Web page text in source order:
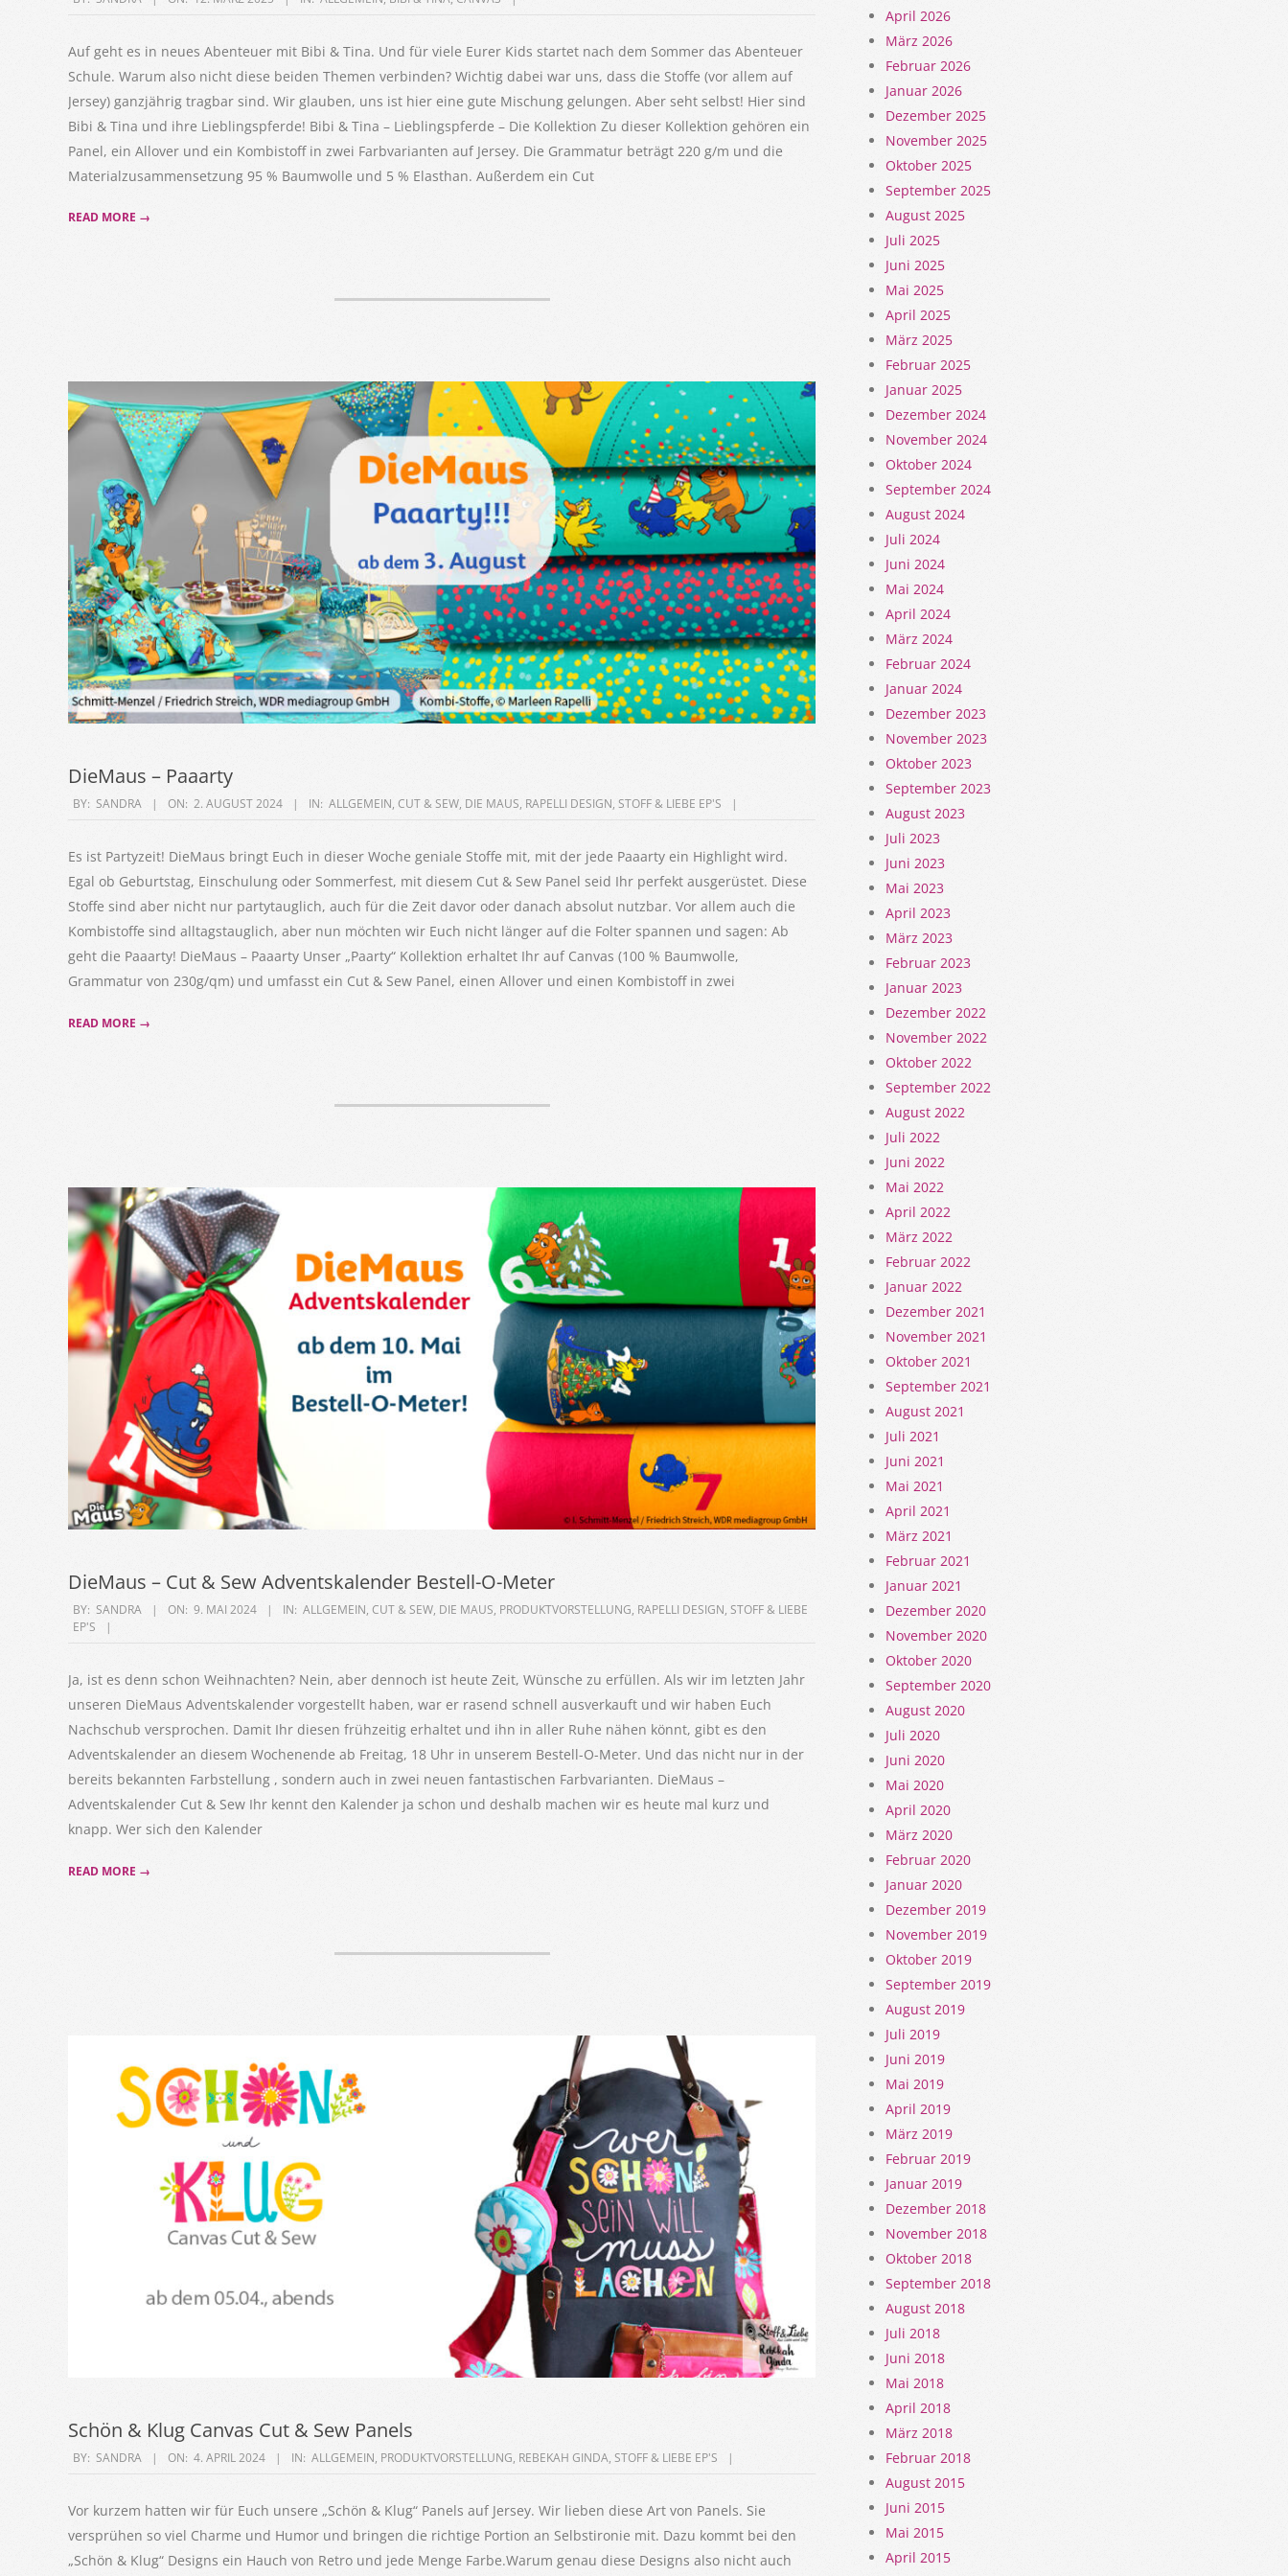
12
Auf geht es in neues Abenteuer mit Bibi & Tina. Und für viele Eurer Kids startet nach dem Sommer das Abenteuer
Schule. Warum also nicht diese beiden Themen verbinden? Wichtig dabei war uns, dass die Stoffe (vor allem auf
Jersey) ganzjährig tragbar sind. Wir glauben, uns ist hier eine gute Mischung gelungen. Aber seht selbst! Hier sind
Bibi & Tina und ihre Lieblingspferde! Bibi & Tina – Lieblingspferde – Die Kollektion Zu dieser Kollektion gehören ein
Panel, ein Allover und ein Kombistoff in zwei Farbvarianten auf Jersey. Die Grammatur beträgt 220 g/m und die
Materialzusammensetzung 95 % Baumwolle und 5 % Elasthan. Außerdem ein Cut
READ MORE →
DieMaus – Paaarty
2024-
02
BY: SANDRA ON: 2. AUGUST 2024 IN: ALLGEMEIN, CUT & SEW, DIE MAUS, RAPELLI DESIGN, STOFF & LIEBE EP'S
Es ist Partyzeit! DieMaus bringt Euch in dieser Woche geniale Stoffe mit, mit der jede Paaarty ein Highlight wird.
Egal ob Geburtstag, Einschulung oder Sommerfest, mit diesem Cut & Sew Panel seid Ihr perfekt ausgerüstet. Diese
Stoffe sind aber nicht nur partytauglich, auch für die Zeit davor oder danach absolut nutzbar. Vor allem auch die
Kombistoffe sind alltagstauglich, aber nun möchten wir Euch nicht länger auf die Folter spannen und sagen: Ab
geht die Paaarty! DieMaus – Paaarty Unser „Paarty“ Kollektion erhaltet Ihr auf Canvas (100 % Baumwolle,
Grammatur von 230g/qm) und umfasst ein Cut & Sew Panel, einen Allover und einen Kombistoff in zwei
READ MORE →
DieMaus – Cut & Sew Adventskalender Bestell-O-Meter
2024-
05-
BY: SANDRA ON: 9. MAI 2024 IN: ALLGEMEIN, CUT & SEW, DIE MAUS, PRODUKTVORSTELLUNG, RAPELLI DESIGN, STOFF & LIEBE
EP'S
Ja, ist es denn schon Weihnachten? Nein, aber dennoch ist heute Zeit, Wünsche zu erfüllen. Als wir im letzten Jahr
unseren DieMaus Adventskalender vorgestellt haben, war er rasend schnell ausverkauft und wir haben Euch
Nachschub versprochen. Damit Ihr diesen frühzeitig erhaltet und ihn in aller Ruhe nähen könnt, gibt es den
Adventskalender an diesem Wochenende ab Freitag, 18 Uhr in unserem Bestell-O-Meter. Und das nicht nur in der
bereits bekannten Farbstellung , sondern auch in zwei neuen fantastischen Farbvarianten. DieMaus –
Adventskalender Cut & Sew Ihr kennt den Kalender ja schon und deshalb machen wir es heute mal kurz und
knapp. Wer sich den Kalender
READ MORE →
Schön & Klug Canvas Cut & Sew Panels
2024-
04
BY: SANDRA ON: 4. APRIL 2024 IN: ALLGEMEIN, PRODUKTVORSTELLUNG, REBEKAH GINDA, STOFF & LIEBE EP'S
Vor kurzem hatten wir für Euch unsere „Schön & Klug“ Panels auf Jersey. Wir lieben diese Art von Panels. Sie
versprühen so viel Charme und Humor und bringen die richtige Portion an Selbstironie mit. Dazu kommt bei den
„Schön & Klug“ Designs ein Hauch von Retro und jede Menge Farbe.Warum genau diese Designs also nicht auch
April 2026
März 2026
Februar 2026
Januar 2026
Dezember 2025
November 2025
Oktober 2025
September 2025
August 2025
Juli 2025
Juni 2025
Mai 2025
April 2025
März 2025
Februar 2025
Januar 2025
Dezember 2024
November 2024
Oktober 2024
September 2024
August 2024
Juli 2024
Juni 2024
Mai 2024
April 2024
März 2024
Februar 2024
Januar 2024
Dezember 2023
November 2023
Oktober 2023
September 2023
August 2023
Juli 2023
Juni 2023
Mai 2023
April 2023
März 2023
Februar 2023
Januar 2023
Dezember 2022
November 2022
Oktober 2022
September 2022
August 2022
Juli 2022
Juni 2022
Mai 2022
April 2022
März 2022
Februar 2022
Januar 2022
Dezember 2021
November 2021
Oktober 2021
September 2021
August 2021
Juli 2021
Juni 2021
Mai 2021
April 2021
März 2021
Februar 2021
Januar 2021
Dezember 2020
November 2020
Oktober 2020
September 2020
August 2020
Juli 2020
Juni 2020
Mai 2020
April 2020
März 2020
Februar 2020
Januar 2020
Dezember 2019
November 2019
Oktober 2019
September 2019
August 2019
Juli 2019
Juni 2019
Mai 2019
April 2019
März 2019
Februar 2019
Januar 2019
Dezember 2018
November 2018
Oktober 2018
September 2018
August 2018
Juli 2018
Juni 2018
Mai 2018
April 2018
März 2018
Februar 2018
August 2015
Juni 2015
Mai 2015
April 2015